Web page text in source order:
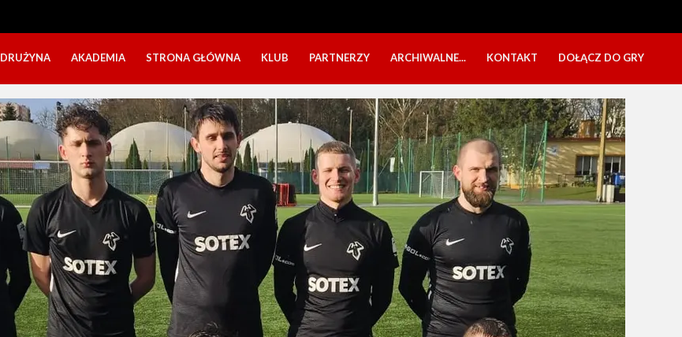
DRUŻYNA
DOŁĄCZ DO GRY
AKADEMIA
NABÓR DZIECI
SZTAB TRENERSKI
OPINIE RODZICÓW O OBOZACH
STRONA GŁÓWNA KLUB
NASZE DZIEŁA
PARTNERZY ARCHIWALNE...
PÓŁKOLONIE 2025
SBO 2023
CZARNI W MEDIACH
KADRA 2006
FESTYN CHARYTATYWNY
CZAS NA DZIEWCZYNY
KONTAKT DOŁĄCZ DO GRY
NABÓR SENIORÓW